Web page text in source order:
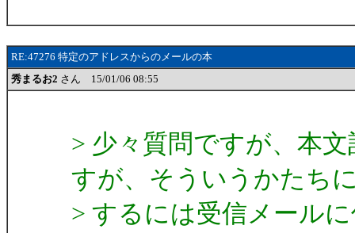
RE:47276 特定のアドレスからのメールの本
秀まるお2 さん 15/01/06 08:55
> 少々質問ですが、本
すが、そういうかたち
> するには受信メール